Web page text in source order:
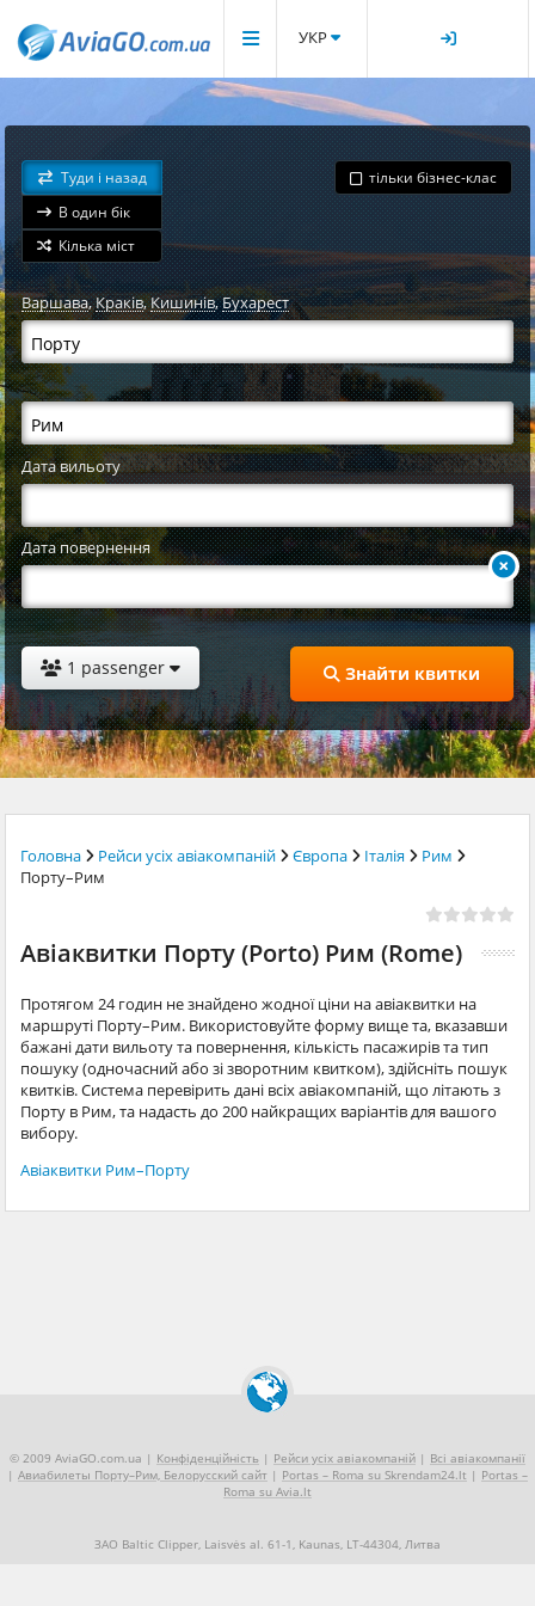
УКР
Туди і назад
В один бік
Кілька міст
тільки бізнес-клас
Варшава,Краків,Кишинів,Бухарест
Дата вильоту
Дата повернення
1 passenger Знайти квитки
Головна Рейси усіх авіакомпаній Європа Італія
Рим
Порту–Рим
Авіаквитки Порту (Porto) Рим (Rome)
Протягом 24 годин не знайдено жодної ціни на авіаквитки на
маршруті Порту–Рим. Використовуйте форму вище та, вказавши
бажані дати вильоту та повернення, кількість пасажирів та тип
пошуку (одночасний або зі зворотним квитком), здійсніть пошук
квитків. Система перевірить дані всіх авіакомпаній, що літають з
Порту в Рим, та надасть до 200 найкращих варіантів для вашого
вибору.
Авіаквитки Рим–Порту
© 2009 AviaGO.com.ua | Конфіденційність | Рейси усіх авіакомпаній | Всі авіакомпанії
| Авиабилеты Порту–Рим, Белорусский сайт | Portas – Roma su Skrendam24.lt | Portas –
Roma su Avia.lt
ЗАО Baltic Clipper, Laisvės al. 61-1, Kaunas, LT-44304, Литва